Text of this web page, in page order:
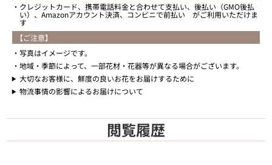
クレジットカード、携帯電話料金と合わせて支払い、後払い（GMO後払
い）、Amazonアカウント決済、コンビニで前払い がご利用いただけま
す
【ご注意】
写真はイメージです。
地域・季節によって、一部花材・花器等が異なる場合がございます。
大切なお客様に、鮮度の良いお花をお届けするために
物流事情の影響によるお届けについて
閲覧履歴